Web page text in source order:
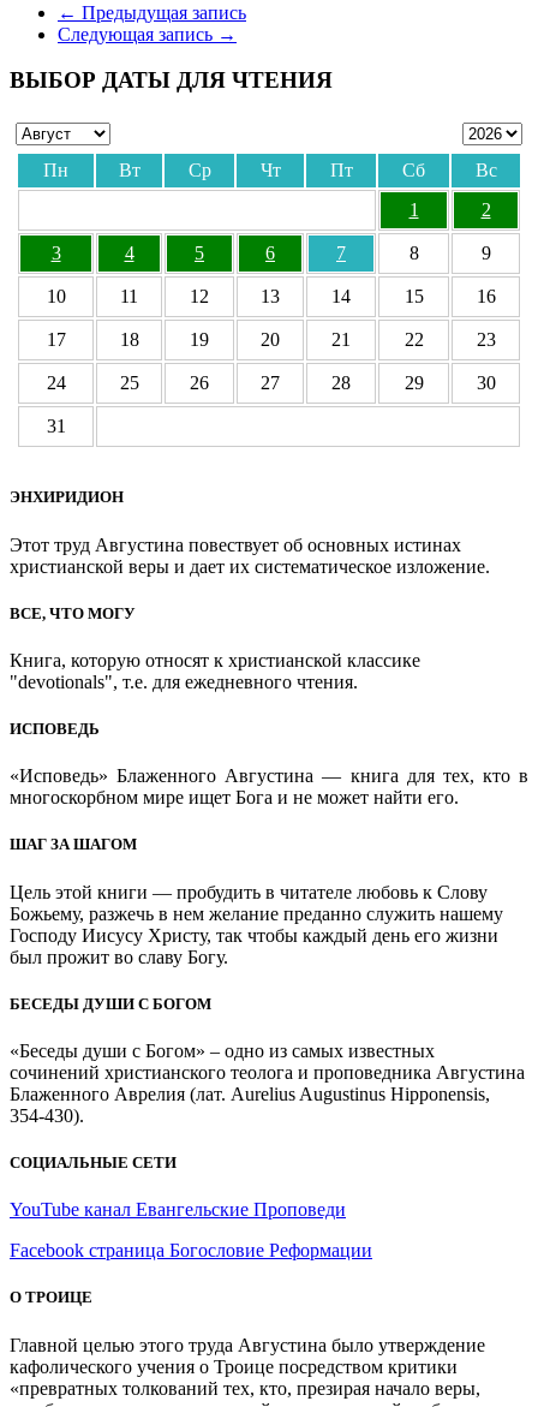
Отправить
← Предыдущая запись
Следующая запись →
ВЫБОР ДАТЫ ДЛЯ ЧТЕНИЯ
Пн Вт Ср Чт Пт Сб
Вс
1
2
3 4 5 6 7 8 9
10 11 12 13 14 15 16
17 18 19 20 21 22 23
24 25 26 27 28 29 30
31
ЭНХИРИДИОН
Этот труд Августина повествует об основных истинах
христианской веры и дает их систематическое изложение.
ВСЕ, ЧТО МОГУ
Книга, которую относят к христианской классике
"devotionals", т.е. для ежедневного чтения.
ИСПОВЕДЬ
«Исповедь» Блаженного Августина — книга для тех, кто в
многоскорбном мире ищет Бога и не может найти его.
ШАГ ЗА ШАГОМ
Цель этой книги — пробудить в читателе любовь к Слову
Божьему, разжечь в нем желание преданно служить нашему
Господу Иисусу Христу, так чтобы каждый день его жизни
был прожит во славу Богу.
БЕСЕДЫ ДУШИ С БОГОМ
«Беседы души с Богом» – одно из самых известных
сочинений христианского теолога и проповедника Августина
Блаженного Аврелия (лат. Aurelius Augustinus Hipponensis,
354-430).
СОЦИАЛЬНЫЕ СЕТИ
YouTube канал Евангельские Проповеди
Facebook страница Богословие Реформации
О ТРОИЦЕ
Главной целью этого труда Августина было утверждение
кафолического учения о Троице посредством критики
«превратных толкований тех, кто, презирая начало веры,